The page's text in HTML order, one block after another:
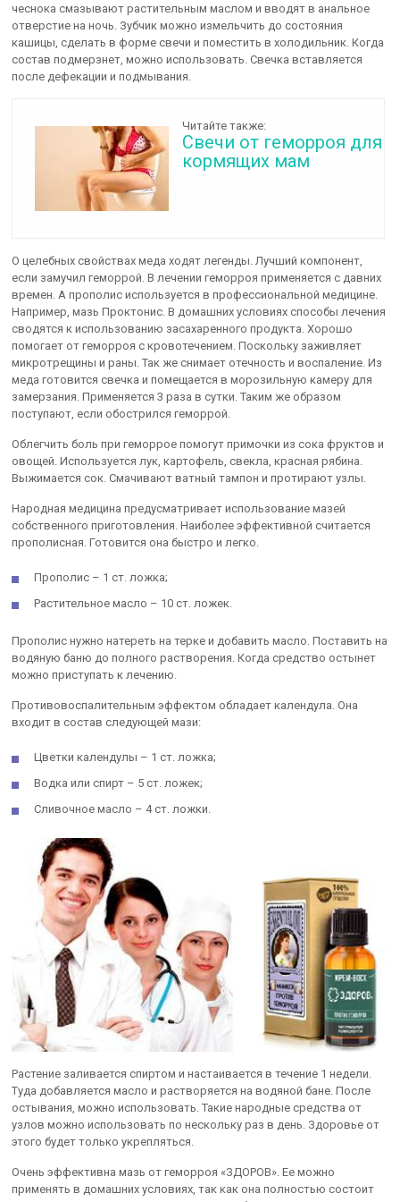
чеснока смазывают растительным маслом и вводят в анальное
отверстие на ночь. Зубчик можно измельчить до состояния
кашицы, сделать в форме свечи и поместить в холодильник. Когда
состав подмерзнет, можно использовать. Свечка вставляется
после дефекации и подмывания.
Читайте также:
Свечи от геморроя для
кормящих мам
О целебных свойствах меда ходят легенды. Лучший компонент,
если замучил геморрой. В лечении геморроя применяется с давних
времен. А прополис используется в профессиональной медицине.
Например, мазь Проктонис. В домашних условиях способы лечения
сводятся к использованию засахаренного продукта. Хорошо
помогает от геморроя с кровотечением. Поскольку заживляет
микротрещины и раны. Так же снимает отечность и воспаление. Из
меда готовится свечка и помещается в морозильную камеру для
замерзания. Применяется 3 раза в сутки. Таким же образом
поступают, если обострился геморрой.
Облегчить боль при геморрое помогут примочки из сока фруктов и
овощей. Используется лук, картофель, свекла, красная рябина.
Выжимается сок. Смачивают ватный тампон и протирают узлы.
Народная медицина предусматривает использование мазей
собственного приготовления. Наиболее эффективной считается
прополисная. Готовится она быстро и легко.
Прополис – 1 ст. ложка;
Растительное масло – 10 ст. ложек.
Прополис нужно натереть на терке и добавить масло. Поставить на
водяную баню до полного растворения. Когда средство остынет
можно приступать к лечению.
Противовоспалительным эффектом обладает календула. Она
входит в состав следующей мази:
Цветки календулы – 1 ст. ложка;
Водка или спирт – 5 ст. ложек;
Сливочное масло – 4 ст. ложки.
Растение заливается спиртом и настаивается в течение 1 недели.
Туда добавляется масло и растворяется на водяной бане. После
остывания, можно использовать. Такие народные средства от
узлов можно использовать по нескольку раз в день. Здоровье от
этого будет только укрепляться.
Очень эффективна мазь от геморроя «ЗДОРОВ». Ее можно
применять в домашних условиях, так как она полностью состоит